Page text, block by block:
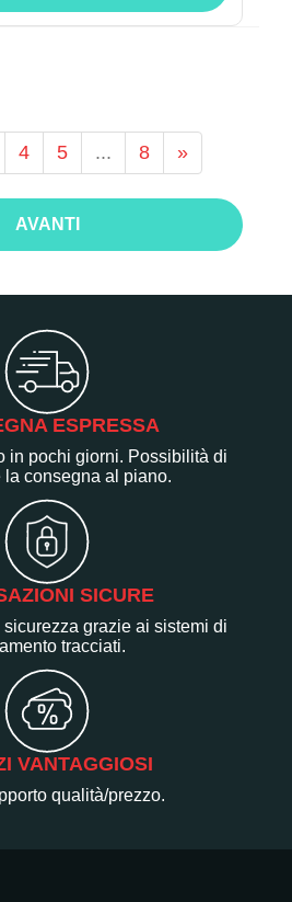
4 5 ... 8 »
AVANTI
ESPRESSA
in pochi giorni. Possibilità di
la consegna al piano.
SICURE
grazie ai sistemi di
tracciati.
VANTAGGIOSI
qualità/prezzo.